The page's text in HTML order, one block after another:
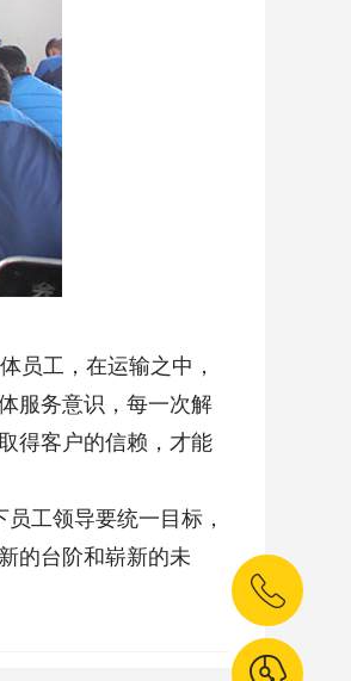
员工，在运输之中，
服务意识，每一次解
得客户的信赖，才能
工领导要统一目标，
的台阶和崭新的未